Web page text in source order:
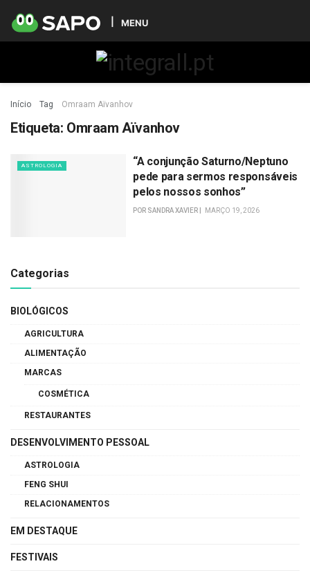
MENU
Início Tag Omraam Aïvanhov
Etiqueta: Omraam Aïvanhov
ASTROLOGIA
“A conjunção Saturno/Neptuno
pede para sermos responsáveis
pelos nossos sonhos”
POR SANDRA XAVIER MARÇO 19, 2026
Categorias
BIOLÓGICOS
AGRICULTURA
ALIMENTAÇÃO
MARCAS
COSMÉTICA
RESTAURANTES
DESENVOLVIMENTO PESSOAL
ASTROLOGIA
FENG SHUI
RELACIONAMENTOS
EM DESTAQUE
FESTIVAIS